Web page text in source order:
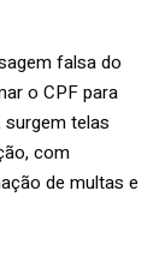
falsa do
o CPF para
surgem telas
com
de multas e